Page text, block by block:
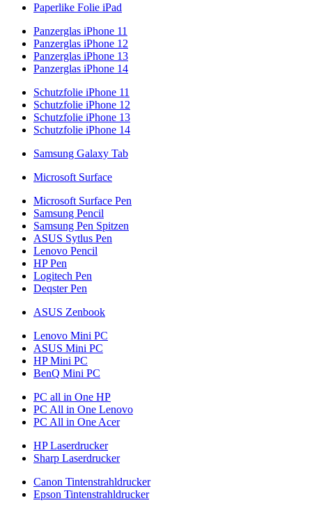
Paperlike Folie iPad
Panzerglas iPhone 11
Panzerglas iPhone 12
Panzerglas iPhone 13
Panzerglas iPhone 14
Schutzfolie iPhone 11
Schutzfolie iPhone 12
Schutzfolie iPhone 13
Schutzfolie iPhone 14
Samsung Galaxy Tab
Microsoft Surface
Microsoft Surface Pen
Samsung Pencil
Samsung Pen Spitzen
ASUS Sytlus Pen
Lenovo Pencil
HP Pen
Logitech Pen
Deqster Pen
ASUS Zenbook
Lenovo Mini PC
ASUS Mini PC
HP Mini PC
BenQ Mini PC
PC all in One HP
PC All in One Lenovo
PC All in One Acer
HP Laserdrucker
Sharp Laserdrucker
Canon Tintenstrahldrucker
Epson Tintenstrahldrucker